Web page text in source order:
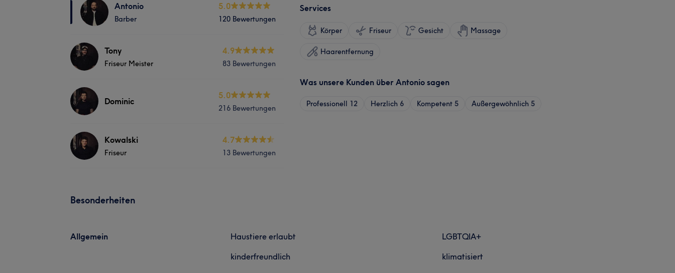
Antonio
Barber
5.0
120 Bewertungen
Tony
Friseur Meister
4.9
83 Bewertungen
Dominic
5.0
216 Bewertungen
Kowalski
Friseur
4.7
13 Bewertungen
Services
Körper Friseur Gesicht Massage
Haarentfernung
Was unsere Kunden über Antonio sagen
Professionell 12 Herzlich 6 Kompetent 5 Außergewöhnlich 5
Besonderheiten
Allgemein
Haustiere erlaubt
kinderfreundlich
LGBTQIA+
klimatisiert